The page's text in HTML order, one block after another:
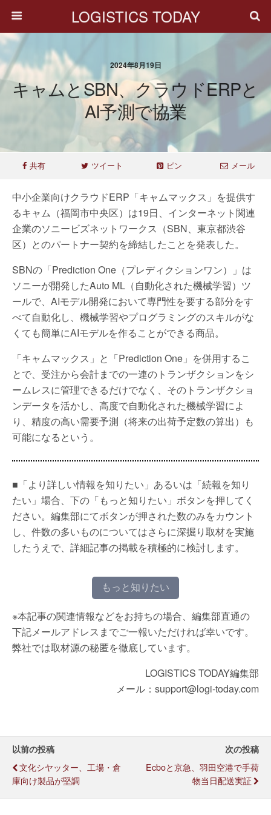
LOGISTICS TODAY
2024年8月19日
キャムとSBN、クラウドERPと
AI予測で協業
共有 ツイート ピン メール
中小企業向けクラウドERP「キャムマックス」を提供す
るキャム（福岡市中央区）は19日、インターネット関連
企業のソニービズネットワークス（SBN、東京都渋谷
区）とのパートナー契約を締結したことを発表した。
SBNの「Prediction One（プレディクションワン）」は
ソニーが開発したAuto ML（自動化された機械学習）ツ
ールで、AIモデル開発において専門性を要する部分をす
べて自動化し、機械学習やプログラミングのスキルがな
くても簡単にAIモデルを作ることができる商品。
「キャムマックス」と「Prediction One」を併用するこ
とで、受注から会計までの一連のトランザクションをシ
ームレスに管理できるだけでなく、そのトランザクショ
ンデータを活かし、高度で自動化された機械学習によ
り、精度の高い需要予測（将来の出荷予定数の算出）も
可能になるという。
■「より詳しい情報を知りたい」あるいは「続報を知り
たい」場合、下の「もっと知りたい」ボタンを押してく
ださい。編集部にてボタンが押された数のみをカウント
し、件数の多いものについてはさらに深掘り取材を実施
したうえで、詳細記事の掲載を積極的に検討します。
もっと知りたい
※本記事の関連情報などをお持ちの場合、編集部直通の
下記メールアドレスまでご一報いただければ幸いです。
弊社では取材源の秘匿を徹底しています。
LOGISTICS TODAY編集部
メール：support@logi-today.com
以前の投稿
文化シヤッター、工場・倉
庫向け製品が堅調
次の投稿
Ecboと京急、羽田空港で手荷
物当日配送実証